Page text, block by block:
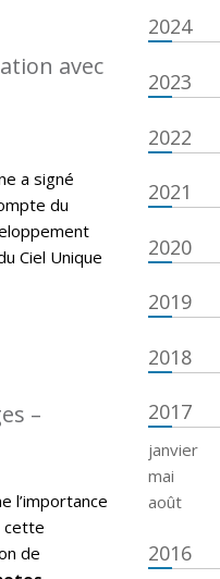
avec
a signé
du
Ciel Unique
–
l’importance
cette
de
2024
2023
2022
2021
2020
2019
2018
2017
janvier
mai
août
2016